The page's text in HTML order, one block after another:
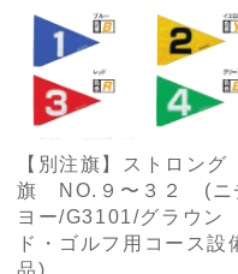
【別注旗】ストロング
旗 NO.９〜３２ (ニ
ヨー/G3101/グラウン
ド・ゴルフ用コース設